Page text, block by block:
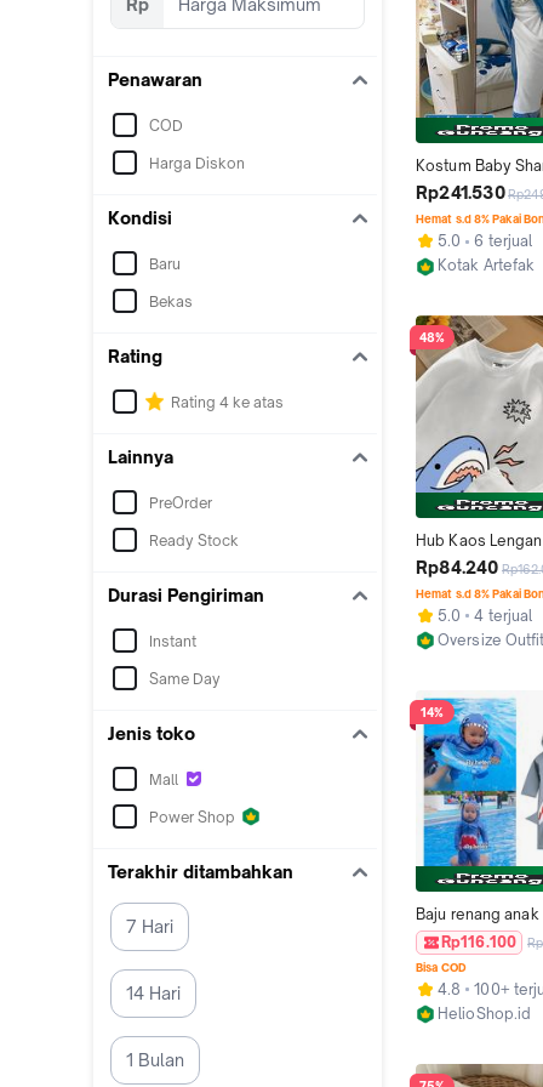
Rp
Penawaran
COD
Harga Diskon
Kondisi
Baru
Bekas
Rating
Rating 4 ke atas
Lainnya
PreOrder
Ready Stock
Durasi Pengiriman
Instant
Same Day
Jenis toko
Mall
Power Shop
Terakhir ditambahkan
7 Hari
14 Hari
1 Bulan
Kostum Baby
Onesie Piyama
Baju Tidur
Dewasa
Rp241.530
Hemat s.d 8% Pakai
5.0
6 terjual
Kotak Artefak
48%
Hub Kaos
Kaos Oversize
Motif Baby Shark
Style Baju Bahan
Rp84.240
Hemat s.d 8% Pakai
5.0
4 terjual
Oversize
14%
Baju renang anak
shark/swimsuit
renang baby
Rp116.100
Bisa COD
4.8
100+
HelioShop.id